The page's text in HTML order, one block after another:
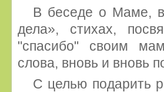
В беседе о Маме,
дела», стихах,
"спасибо" своим
слова, вновь и вновь
С целью подарить